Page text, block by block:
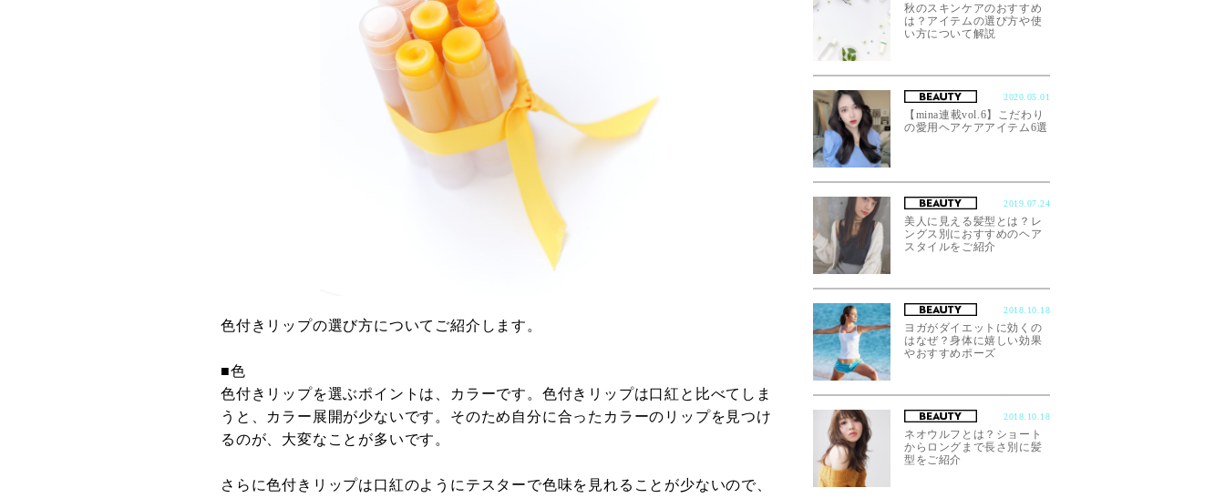
色付きリップの選び方についてご紹介します。
■色
色付きリップを選ぶポイントは、カラーです。色付きリップは口紅と比べてしま
うと、カラー展開が少ないです。そのため自分に合ったカラーのリップを見つけ
るのが、大変なことが多いです。
さらに色付きリップは口紅のようにテスターで色味を見れることが少ないので、
秋のスキンケアのおすすめ
は？アイテムの選び方や使
い方について解説
2020.05.01
【mina連載vol.6】こだわり
の愛用ヘアケアアイテム6選
2019.07.24
美人に見える髪型とは？レ
ングス別におすすめのヘア
スタイルをご紹介
2018.10.18
ヨガがダイエットに効くの
はなぜ？身体に嬉しい効果
やおすすめポーズ
2018.10.18
ネオウルフとは？ショート
からロングまで長さ別に髪
型をご紹介